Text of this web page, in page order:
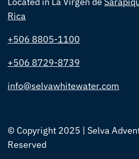
Rica
+506 8805-1100
+506 8729-8739
info@selvawhitewater.com
© Copyright 2025 | Selva
Reserved